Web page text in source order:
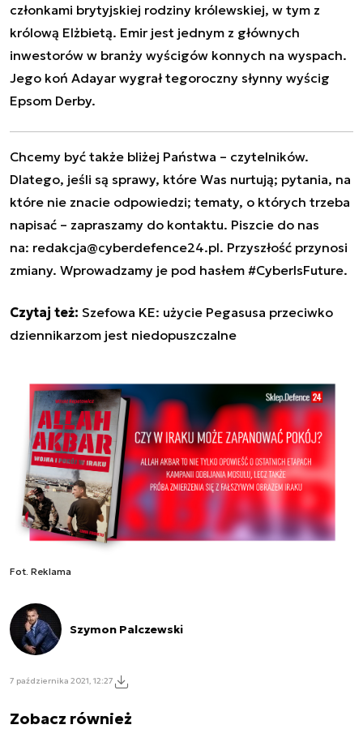
członkami brytyjskiej rodziny królewskiej, w tym z
królową Elżbietą. Emir jest jednym z głównych
inwestorów w branży wyścigów konnych na wyspach.
Jego koń Adayar wygrał tegoroczny słynny wyścig
Epsom Derby.
Chcemy być także bliżej Państwa – czytelników.
Dlatego, jeśli są sprawy, które Was nurtują; pytania, na
które nie znacie odpowiedzi; tematy, o których trzeba
napisać – zapraszamy do kontaktu. Piszcie do nas
na: redakcja@cyberdefence24.pl. Przyszłość przynosi
zmiany. Wprowadzamy je pod hasłem #CyberIsFuture.
Czytaj też: Szefowa KE: użycie Pegasusa przeciwko
dziennikarzom jest niedopuszczalne
Fot. Reklama
Szymon Palczewski
7 października 2021, 12:27
Zobacz również